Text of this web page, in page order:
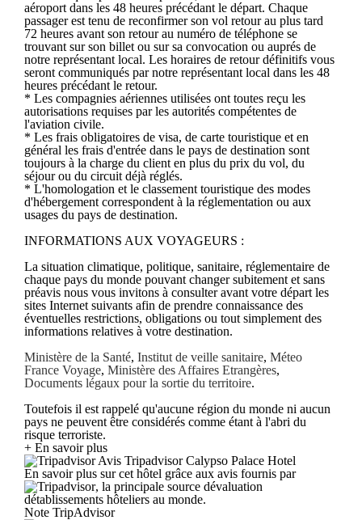
aéroport dans les 48 heures précédant le départ. Chaque
passager est tenu de reconfirmer son vol retour au plus tard
72 heures avant son retour au numéro de téléphone se
trouvant sur son billet ou sur sa convocation ou auprés de
notre représentant local. Les horaires de retour définitifs vous
seront communiqués par notre représentant local dans les 48
heures précédant le retour.
* Les compagnies aériennes utilisées ont toutes reçu les
autorisations requises par les autorités compétentes de
l'aviation civile.
* Les frais obligatoires de visa, de carte touristique et en
général les frais d'entrée dans le pays de destination sont
toujours à la charge du client en plus du prix du vol, du
séjour ou du circuit déjà réglés.
* L'homologation et le classement touristique des modes
d'hébergement correspondent à la réglementation ou aux
usages du pays de destination.
INFORMATIONS AUX VOYAGEURS :
La situation climatique, politique, sanitaire, réglementaire de
chaque pays du monde pouvant changer subitement et sans
préavis nous vous invitons à consulter avant votre départ les
sites Internet suivants afin de prendre connaissance des
éventuelles restrictions, obligations ou tout simplement des
informations relatives à votre destination.
Ministère de la Santé, Institut de veille sanitaire, Méteo
France Voyage, Ministère des Affaires Etrangères,
Documents légaux pour la sortie du territoire.
Toutefois il est rappelé qu'aucune région du monde ni aucun
pays ne peuvent être considérés comme étant à l'abri du
risque terroriste.
+ En savoir plus
Avis Tripadvisor Calypso Palace Hotel
En savoir plus sur cet hôtel grâce aux avis fournis par
, la principale source dévaluation
détablissements hôteliers au monde.
Note TripAdvisor